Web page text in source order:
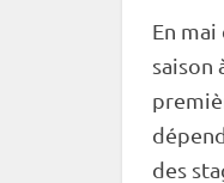
En
saison
des